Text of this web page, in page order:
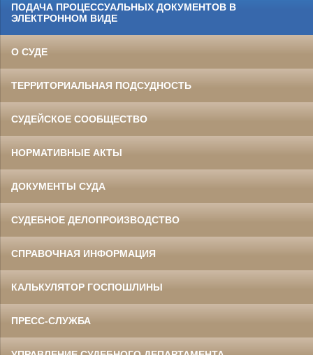
ПОДАЧА ПРОЦЕССУАЛЬНЫХ ДОКУМЕНТОВ В
ЭЛЕКТРОННОМ ВИДЕ
О СУДЕ
ТЕРРИТОРИАЛЬНАЯ ПОДСУДНОСТЬ
СУДЕЙСКОЕ СООБЩЕСТВО
НОРМАТИВНЫЕ АКТЫ
ДОКУМЕНТЫ СУДА
СУДЕБНОЕ ДЕЛОПРОИЗВОДСТВО
СПРАВОЧНАЯ ИНФОРМАЦИЯ
КАЛЬКУЛЯТОР ГОСПОШЛИНЫ
ПРЕСС-СЛУЖБА